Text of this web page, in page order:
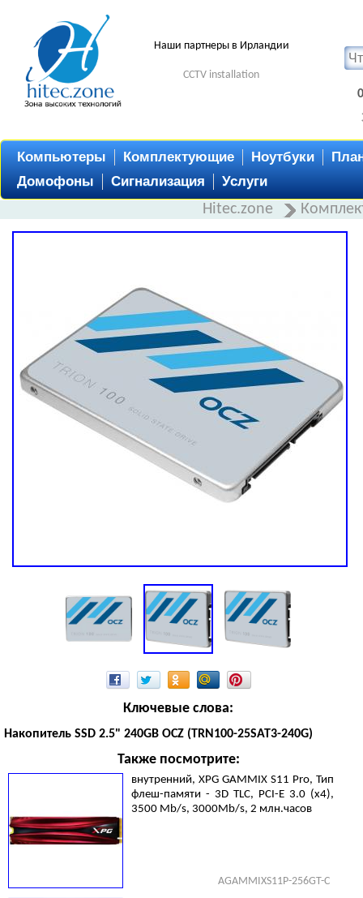
Наши партнеры в Ирландии
CCTV installation
Компьютеры Комплектующие Ноутбуки
Домофоны
Сигнализация Услуги
Hitec.zone
Ключевые слова:
Накопитель SSD 2.5" 240GB OCZ (TRN100-25SAT3-240G)
Также посмотрите:
внутренний, XPG GAMMIX S11 Pro, Тип
флеш-памяти - 3D TLC, PCI-E 3.0 (x4),
3500 Mb/s, 3000Mb/s, 2 млн.часов
AGAMMIXS11P-256GT-C